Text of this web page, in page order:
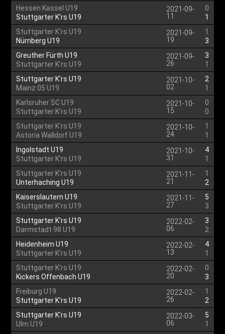
Hessen Kassel U19
Stuttgarter K'rs U19
2021-09-
11
0
1
Stuttgarter K'rs U19
Nürnberg U19
2021-09-
19
1
3
Greuther Fürth U19
Stuttgarter K'rs U19
2021-09-
26
3
1
Stuttgarter K'rs U19
Mainz 05 U19
2021-10-
02
2
1
Karlsruher SC U19
Stuttgarter K'rs U19
2021-10-
15
0
0
Stuttgarter K'rs U19
Astoria Walldorf U19
2021-10-
24
1
1
Ingolstadt U19
Stuttgarter K'rs U19
2021-10-
31
4
1
Stuttgarter K'rs U19
Unterhaching U19
2021-11-
21
1
2
Kaiserslautern U19
Stuttgarter K'rs U19
2021-11-
27
5
3
Stuttgarter K'rs U19
Darmstadt 98 U19
2022-02-
06
3
2
Heidenheim U19
Stuttgarter K'rs U19
2022-02-
13
4
1
Stuttgarter K'rs U19
Kickers Offenbach U19
2022-02-
20
0
3
Freiburg U19
Stuttgarter K'rs U19
2022-02-
26
1
2
Stuttgarter K'rs U19
Ulm U19
2022-03-
06
5
1